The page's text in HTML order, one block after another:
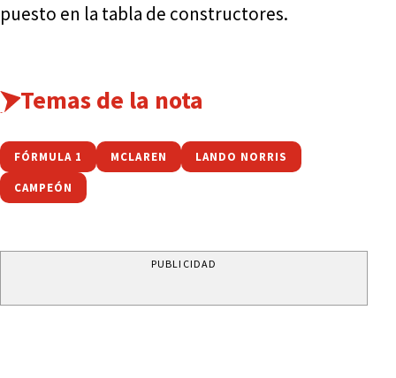
puesto en la tabla de constructores.
Temas de la nota
FÓRMULA 1 MCLAREN LANDO NORRIS
CAMPEÓN
PUBLICIDAD